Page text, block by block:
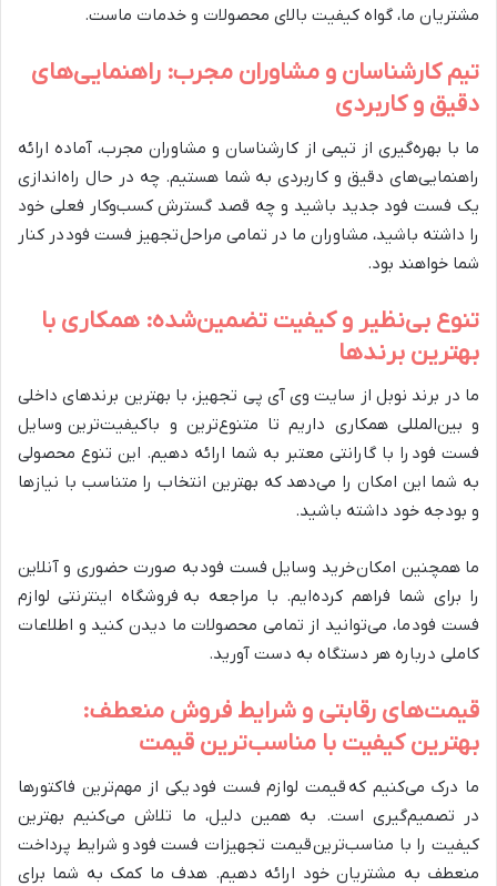
مشتریان ما، گواه کیفیت بالای محصولات و خدمات ماست.
تیم کارشناسان و مشاوران مجرب: راهنمایی‌های
دقیق و کاربردی
ما با بهره‌گیری از تیمی از کارشناسان و مشاوران مجرب، آماده ارائه
راهنمایی‌های دقیق و کاربردی به شما هستیم. چه در حال راه‌اندازی
یک فست فود جدید باشید و چه قصد گسترش کسب‌وکار فعلی خود
را داشته باشید، مشاوران ما در تمامی مراحل تجهیز فست فود در کنار
شما خواهند بود.
تنوع بی‌نظیر و کیفیت تضمین‌شده: همکاری با
بهترین برندها
ما در برند نوبل از سایت وی آی پی تجهیز، با بهترین برندهای داخلی
و بین‌المللی همکاری داریم تا متنوع‌ترین و باکیفیت‌ترین وسایل
فست فود را با گارانتی معتبر به شما ارائه دهیم. این تنوع محصولی
به شما این امکان را می‌دهد که بهترین انتخاب را متناسب با نیازها
و بودجه خود داشته باشید.
ما همچنین امکان خرید وسایل فست فود به صورت حضوری و آنلاین
را برای شما فراهم کرده‌ایم. با مراجعه به فروشگاه اینترنتی لوازم
فست فود ما، می‌توانید از تمامی محصولات ما دیدن کنید و اطلاعات
کاملی درباره هر دستگاه به دست آورید.
قیمت‌های رقابتی و شرایط فروش منعطف:
بهترین کیفیت با مناسب‌ترین قیمت
ما درک می‌کنیم که قیمت لوازم فست فود یکی از مهم‌ترین فاکتورها
در تصمیم‌گیری است. به همین دلیل، ما تلاش می‌کنیم بهترین
کیفیت را با مناسب‌ترین قیمت تجهیزات فست فود و شرایط پرداخت
منعطف به مشتریان خود ارائه دهیم. هدف ما کمک به شما برای